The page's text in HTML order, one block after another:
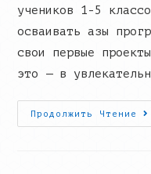
учеников 1-5
осваивать азы
свои первые
это — в
Продолжить Чтение